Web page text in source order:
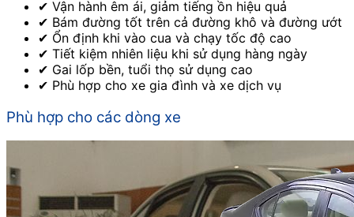
✔ Vận hành êm ái, giảm tiếng ồn hiệu quả
✔ Bám đường tốt trên cả đường khô và đường ướt
✔ Ổn định khi vào cua và chạy tốc độ cao
✔ Tiết kiệm nhiên liệu khi sử dụng hàng ngày
✔ Gai lốp bền, tuổi thọ sử dụng cao
✔ Phù hợp cho xe gia đình và xe dịch vụ
Phù hợp cho các dòng xe